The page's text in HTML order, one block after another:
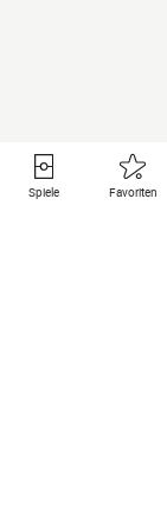
Spiele Favoriten